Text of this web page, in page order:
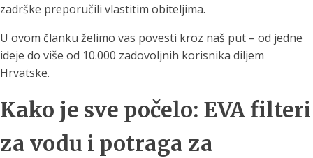
zadrške preporučili vlastitim obiteljima.
U ovom članku želimo vas povesti kroz naš put – od jedne
ideje do više od 10.000 zadovoljnih korisnika diljem
Hrvatske.
Kako je sve počelo: EVA filteri
za vodu i potraga za
Tuš glave
filtriranje vode za tuširanje
Vrčevi za
Potpuno prijenosno
čistu vodu za